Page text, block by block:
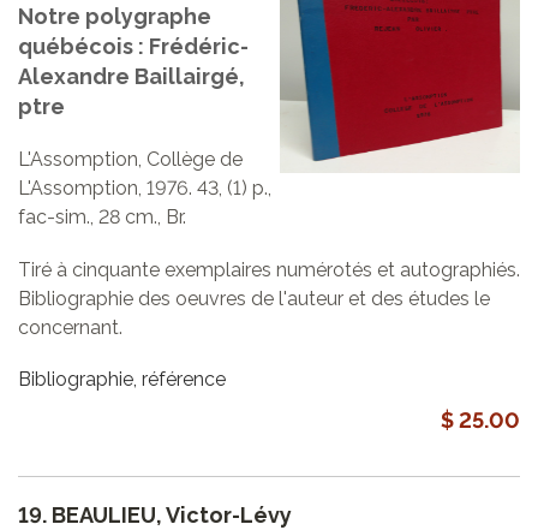
Notre polygraphe
québécois : Frédéric-
Alexandre Baillairgé,
ptre
L'Assomption, Collège de
L'Assomption, 1976. 43, (1) p.,
fac-sim., 28 cm., Br.
Tiré à cinquante exemplaires numérotés et autographiés.
Bibliographie des oeuvres de l'auteur et des études le
concernant.
Bibliographie, référence
$ 25.00
19. BEAULIEU, Victor-Lévy